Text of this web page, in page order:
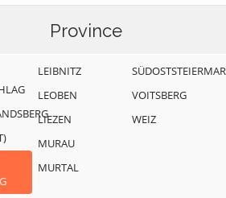
Graz
Wundschuh
Province
LEIBNITZ
LEOBEN
LIEZEN
MURAU
MURTAL
VOITSBERG
WEIZ